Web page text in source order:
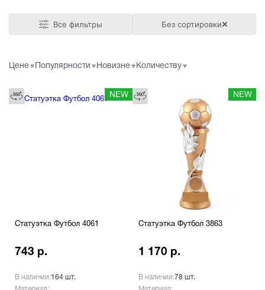
Все фильтры Без сортировки
Цене Популярности Новизне Количеству
Статуэтка Футбол 4061
743 р.
В наличии:164 шт.
NEW
Статуэтка Футбол 3863
1 170 р.
В наличии:78 шт.
NEW